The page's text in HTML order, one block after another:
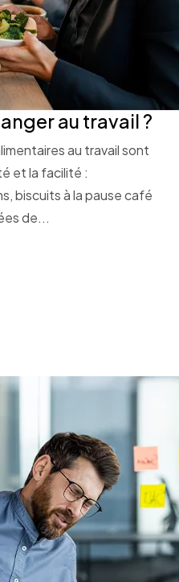
au travail ?
au travail sont
et la facilité :
biscuits à la pause café
de...